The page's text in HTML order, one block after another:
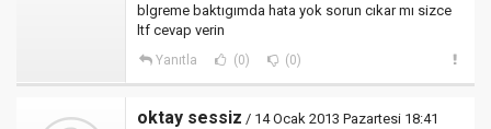
blgreme baktıgımda hata yok sorun cıkar mı sizce
ltf cevap verin
Yanıtla (0) (0)
oktay sessiz / 14 Ocak 2013 Pazartesi 18:41